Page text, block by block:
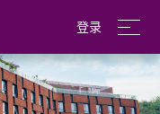
登录
English